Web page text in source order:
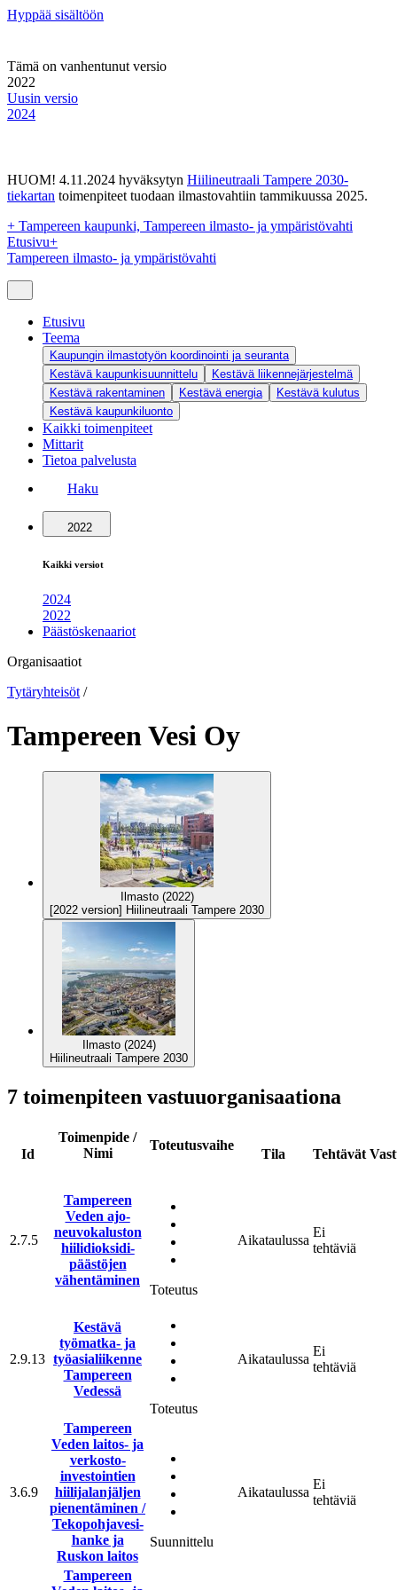
Hyppää sisältöön
Tämä on vanhentunut versio
2022
Uusin versio
2024
HUOM! 4.11.2024 hyväksytyn Hiilineutraali Tampere 2030-
tiekartan toimenpiteet tuodaan ilmastovahtiin tammikuussa 2025.
+ Tampereen kaupunki, Tampereen ilmasto- ja ympäristövahti
Etusivu+
Tampereen ilmasto- ja ympäristövahti
Etusivu
Teema
Kaupungin ilmastotyön koordinointi ja seuranta
Kestävä kaupunkisuunnittelu
Kestävä liikennejärjestelmä
Kestävä rakentaminen
Kestävä energia
Kestävä kulutus
Kestävä kaupunkiluonto
Kaikki toimenpiteet
Mittarit
Tietoa palvelusta
Haku
2022
Kaikki versiot
2024
2022
Päästöskenaariot
Organisaatiot
Tytäryhteisöt /
Tampereen Vesi Oy
Ilmasto (2022)
[2022 version] Hiilineutraali Tampere 2030
Ilmasto (2024)
Hiilineutraali Tampere 2030
7 toimenpiteen vastuuorganisaationa
Id
Toimenpide /
Nimi
Toteutusvaihe
Tila Tehtävät
2.7.5
Tampereen
Veden ajo­
neuvo­kaluston
hiili­di­oksidi­
päästöjen
vähentäminen
Toteutus
Aikataulussa
Ei
tehtäviä
2.9.13
Kestävä
työmatka- ja
työasialiikenne
Tampereen
Vedessä
Toteutus
Aikataulussa
Ei
tehtäviä
3.6.9
Tampereen
Veden laitos- ja
verkosto­
investointien
hiili­jalan­jäljen
pienentäminen /
Teko­pohja­vesi­
hanke ja
Ruskon laitos
Suunnittelu
Aikataulussa
Ei
tehtäviä
Tampereen